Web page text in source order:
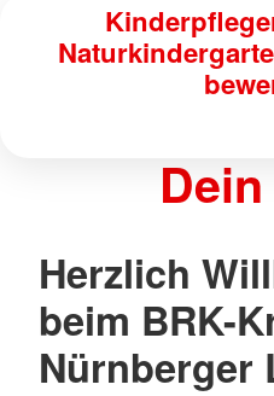
Herzlich
beim BRK-
Nürnberger